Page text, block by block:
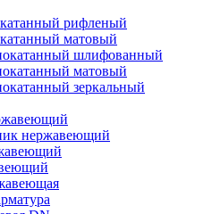
рифленый
матовый
шлифованный
матовый
зеркальный
нержавеющий